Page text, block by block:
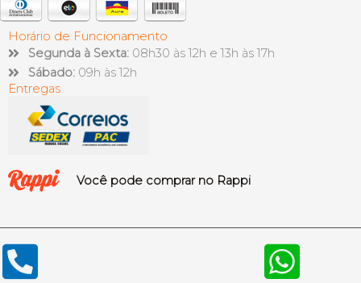
Horário de Funcionamento
Segunda à Sexta: 08h30 às 12h e 13h às 17h
Sábado: 09h às 12h
Entregas
Você pode comprar no Rappi